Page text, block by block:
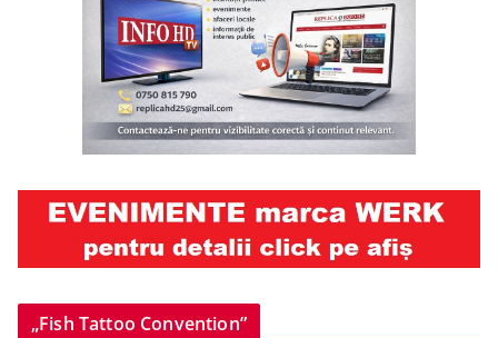
„Fish Tattoo Convention”